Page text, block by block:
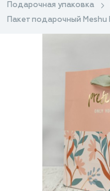
Подарочная упаковка
Пакет подарочный Meshu